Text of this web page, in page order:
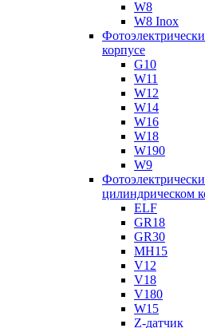
W8
W8 Inox
корпусе
G10
W11
W12
W14
W16
W18
W190
W9
цилиндрическом
ELF
GR18
GR30
MH15
V12
V18
V180
W15
Z-датчик